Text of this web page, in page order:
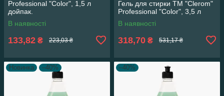
Professional "Color", 1,5 л
дойпак.
В наявності
133,82 ₴ 223,03 ₴
Гель для стирки ТМ "Clerom"
Professional "Color", 3,5 л
В наявності
318,70 ₴ 531,17 ₴
Новинка –40% –40%